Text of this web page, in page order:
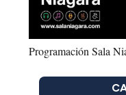
Programación Sala